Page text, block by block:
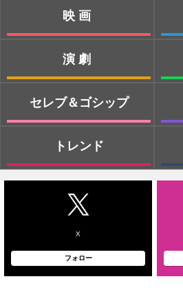
映画
演劇
セレブ＆ゴシップ
トレンド
X
フォロー